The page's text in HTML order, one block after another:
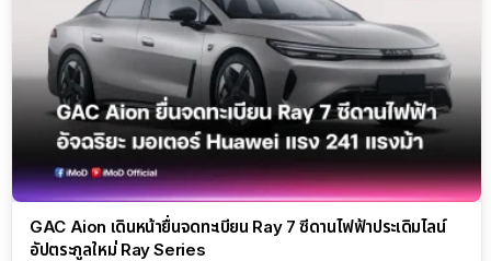
GAC Aion เดินหน้ายื่นจดทะเบียน Ray 7 ซีดานไฟฟ้าประเดิมไลน์
อัปตระกูลใหม่ Ray Series